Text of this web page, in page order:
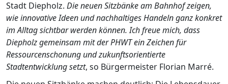
Stadt Diepholz. Die neuen Sitzbänke am Bahnhof zeigen,
wie innovative Ideen und nachhaltiges Handeln ganz konkret
im Alltag sichtbar werden können. Ich freue mich, dass
Diepholz gemeinsam mit der PHWT ein Zeichen für
Ressourcenschonung und zukunftsorientierte
Stadtentwicklung setzt, so Bürgermeister Florian Marré.